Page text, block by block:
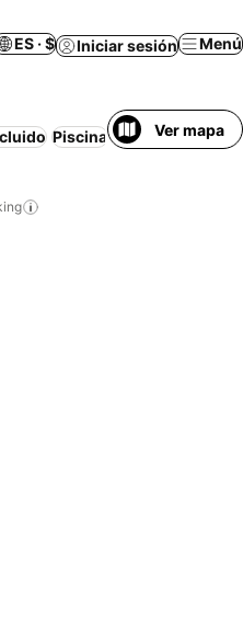
ES · $ Iniciar sesión Menú
Piscina Playa Aire
Ver mapa